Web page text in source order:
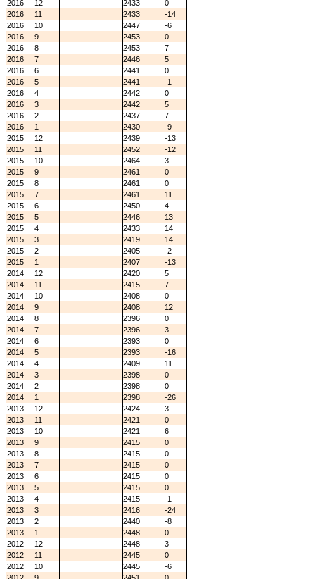
2016
12 2433
0
2016
11 2433
-14
2016
10 2447
-6
2016
9 2453
0
2016
8 2453
7
2016
7 2446
5
2016
6 2441
0
2016
5 2441
-1
2016
4 2442
0
2016
3 2442
5
2016
2 2437
7
2016
1 2430
-9
2015
12 2439
-13
2015
11 2452
-12
2015
10 2464
3
2015
9 2461
0
2015
8 2461
0
2015
7 2461
11
2015
6 2450
4
2015
5 2446
13
2015
4 2433
14
2015
3 2419
14
2015
2 2405
-2
2015
1 2407
-13
2014
12 2420
5
2014
11 2415
7
2014
10 2408
0
2014
9 2408
12
2014
8 2396
0
2014
7 2396
3
2014
6 2393
0
2014
5 2393
-16
2014
4 2409
11
2014
3 2398
0
2014
2 2398
0
2014
1 2398
-26
2013
12 2424
3
2013
11 2421
0
2013
10 2421
6
2013
9 2415
0
2013
8 2415
0
2013
7 2415
0
2013
6 2415
0
2013
5 2415
0
2013
4 2415
-1
2013
3 2416
-24
2013
2 2440
-8
2013
1 2448
0
2012
12 2448
3
2012
11 2445
0
2012
10 2445
-6